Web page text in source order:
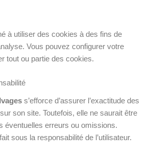
à utiliser des cookies à des fins de
Vous pouvez configurer votre
tout ou partie des cookies.
s’efforce d’assurer l’exactitude des
son site. Toutefois, elle ne saurait être
éventuelles erreurs ou omissions.
sous la responsabilité de l’utilisateur.